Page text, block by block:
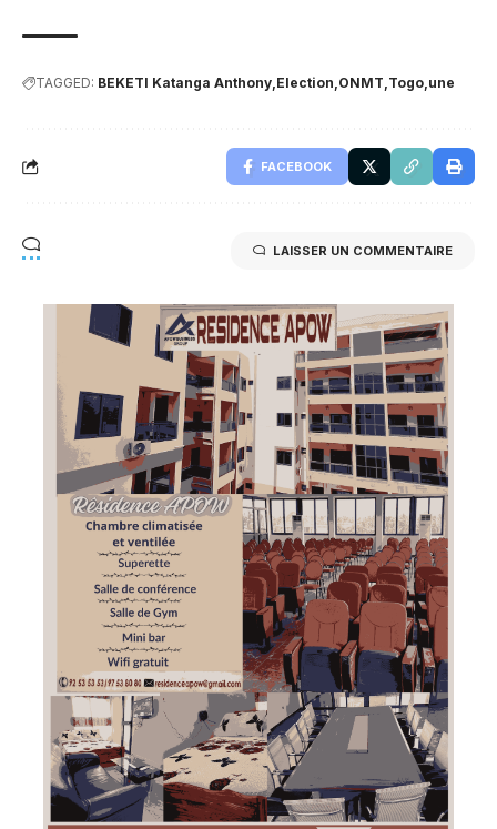
TAGGED: BEKETI Katanga Anthony Election ONMT Togo une
FACEBOOK
LAISSER UN COMMENTAIRE